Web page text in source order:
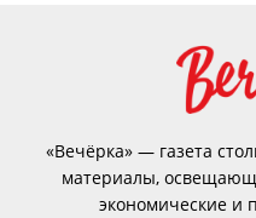
«Вечёрка» — газета
материалы,
экономические и